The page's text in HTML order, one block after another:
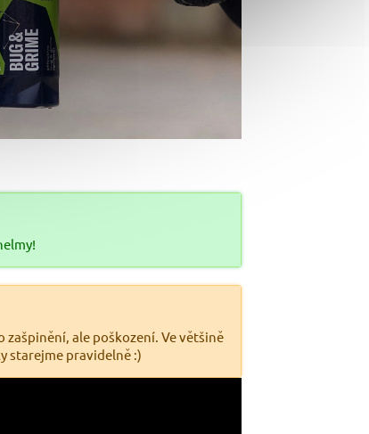
ale poškození. Ve většině
starejme pravidelně :)